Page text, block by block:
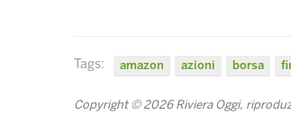
Tags: amazon azioni borsa
Copyright © 2026 Riviera Oggi,